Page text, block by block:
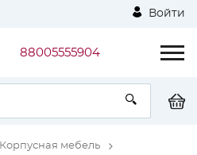
Войти
88005555904
Корпусная мебель